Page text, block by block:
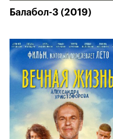
Балабол-3 (2019)